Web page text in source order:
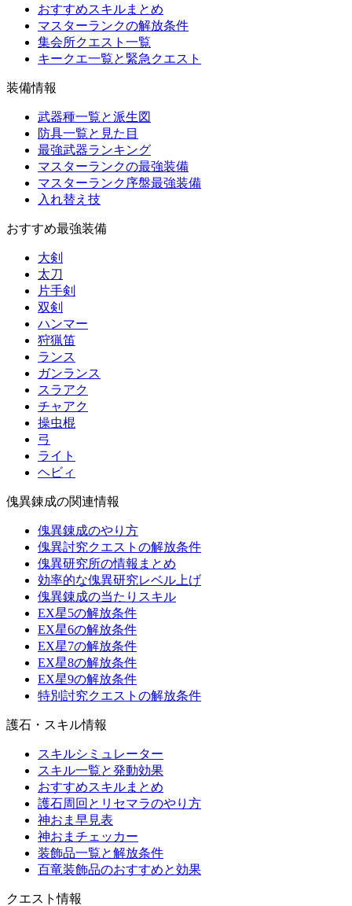
おすすめスキルまとめ
マスターランクの解放条件
集会所クエスト一覧
キークエ一覧と緊急クエスト
装備情報
武器種一覧と派生図
防具一覧と見た目
最強武器ランキング
マスターランクの最強装備
マスターランク序盤最強装備
入れ替え技
おすすめ最強装備
大剣
太刀
片手剣
双剣
ハンマー
狩猟笛
ランス
ガンランス
スラアク
チャアク
操虫棍
弓
ライト
ヘビィ
傀異錬成の関連情報
傀異錬成のやり方
傀異討究クエストの解放条件
傀異研究所の情報まとめ
効率的な傀異研究レベル上げ
傀異錬成の当たりスキル
EX星5の解放条件
EX星6の解放条件
EX星7の解放条件
EX星8の解放条件
EX星9の解放条件
特別討究クエストの解放条件
護石・スキル情報
スキルシミュレーター
スキル一覧と発動効果
おすすめスキルまとめ
護石周回とリセマラのやり方
神おま早見表
神おまチェッカー
装飾品一覧と解放条件
百竜装飾品のおすすめと効果
クエスト情報